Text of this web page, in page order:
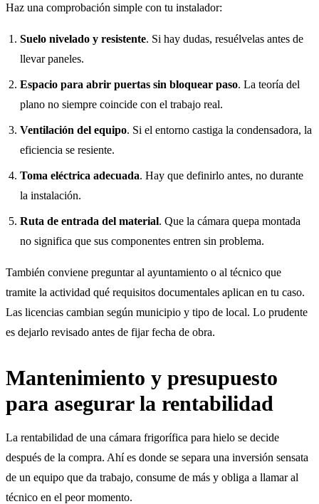
Haz una comprobación simple con tu instalador:
Suelo nivelado y resistente. Si hay dudas, resuélvelas antes de
llevar paneles.
Espacio para abrir puertas sin bloquear paso. La teoría del
plano no siempre coincide con el trabajo real.
Ventilación del equipo. Si el entorno castiga la condensadora, la
eficiencia se resiente.
Toma eléctrica adecuada. Hay que definirlo antes, no durante
la instalación.
Ruta de entrada del material. Que la cámara quepa montada
no significa que sus componentes entren sin problema.
También conviene preguntar al ayuntamiento o al técnico que
tramite la actividad qué requisitos documentales aplican en tu caso.
Las licencias cambian según municipio y tipo de local. Lo prudente
es dejarlo revisado antes de fijar fecha de obra.
Mantenimiento y presupuesto
para asegurar la rentabilidad
La rentabilidad de una cámara frigorífica para hielo se decide
después de la compra. Ahí es donde se separa una inversión sensata
de un equipo que da trabajo, consume de más y obliga a llamar al
técnico en el peor momento.